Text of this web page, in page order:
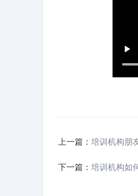
上一篇： 培训机构朋
下一篇： 培训机构如